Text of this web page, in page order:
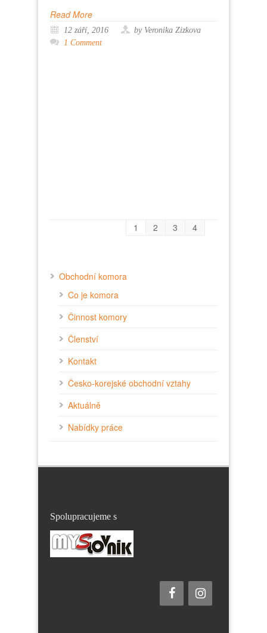
Read More
12 září, 2016
by Veronika Zizkova
1 Comment
1 2 3 4
Obchodní komora
Co je komora
Činnost komory
Členství
Kontakt
Česko-korejské obchodní vztahy
Aktuálně
Nabídky práce
Spolupracujeme s